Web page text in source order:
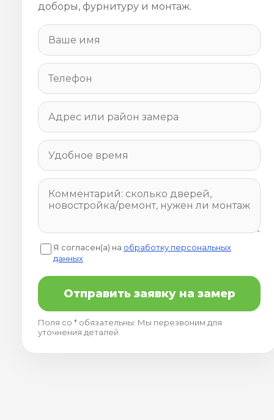
доборы, фурнитуру и монтаж.
Я согласен(а) на обработку персональных
данных
Отправить заявку на замер
Поля со * обязательны. Мы перезвоним для
уточнения деталей.